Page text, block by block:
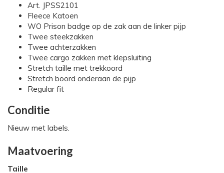
Art. JPSS2101
Fleece Katoen
WO Prison badge op de zak aan de linker pijp
Twee steekzakken
Twee achterzakken
Twee cargo zakken met klepsluiting
Stretch taille met trekkoord
Stretch boord onderaan de pijp
Regular fit
Conditie
Nieuw met labels.
Maatvoering
Taille